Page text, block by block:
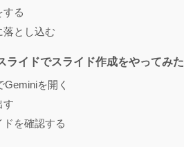
する
落とし込む
イドでスライド作成をやってみた
を開く
す
を確認する